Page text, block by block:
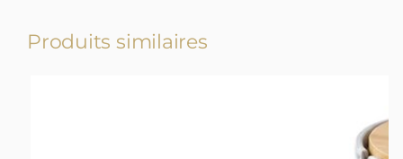
Produits similaires